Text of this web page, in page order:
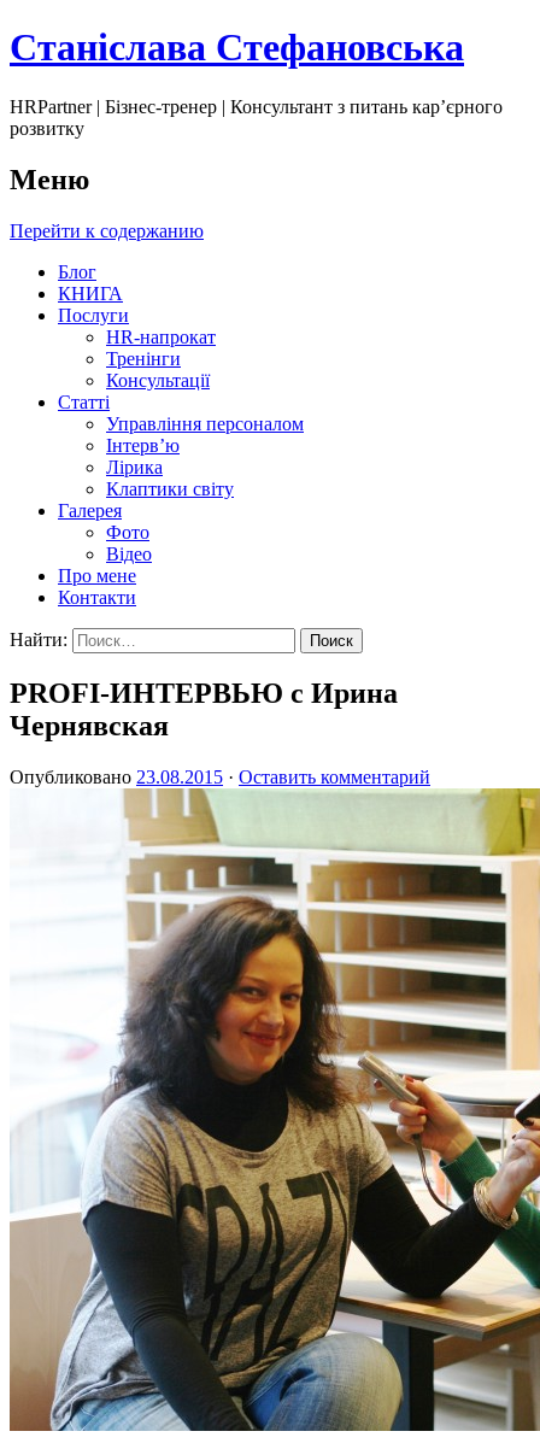
Станіслава Стефановська
HRPartner | Бізнес-тренер | Консультант з питань карʼєрного
розвитку
Меню
Перейти к содержанию
Блог
КНИГА
Послуги
HR-напрокат
Тренінги
Консультації
Статті
Управління персоналом
Інтервʼю
Лірика
Клаптики світу
Галерея
Фото
Відео
Про мене
Контакти
Найти:
PROFI-ИНТЕРВЬЮ с Ирина
Чернявская
Опубликовано 23.08.2015 · Оставить комментарий